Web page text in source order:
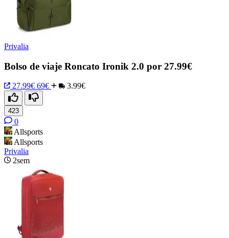
Privalia
Bolso de viaje Roncato Ironik 2.0 por 27.99€
27.99€ 69€ 3.99€
423
0
Allsports
Allsports
Privalia
2sem